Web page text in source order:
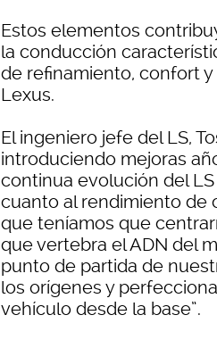
Estos elementos
la conducción
de refinamiento, confort
Lexus.
El ingeniero jefe del LS,
introduciendo mejoras
continua evolución del
cuanto al rendimiento de
que teníamos que
que vertebra el ADN del
punto de partida de
los orígenes y
vehículo desde la base”.